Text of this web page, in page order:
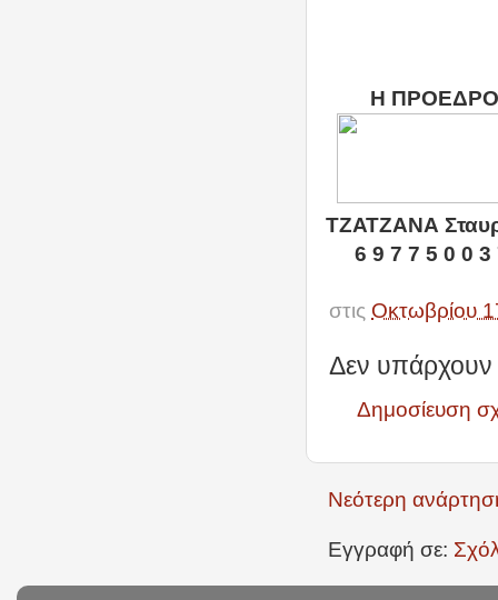
Η
ΤΖΑΤΖΑΝΑ
6 9 7 7 5 0 0 3
στις Οκτωβρίου
Δεν υπάρχουν
Δημοσίευση
Νεότερη
Εγγραφή σε: